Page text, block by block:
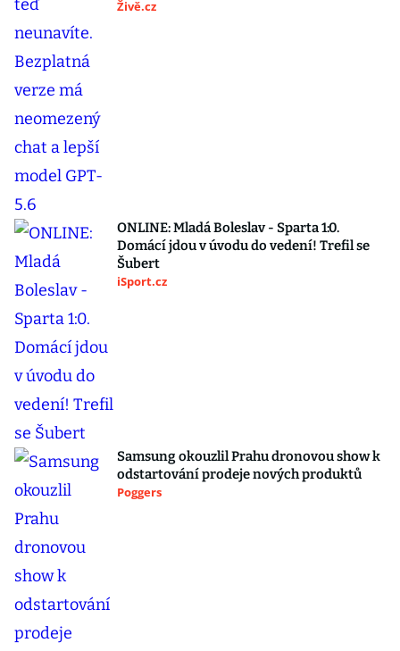
Živě.cz
ONLINE: Mladá Boleslav - Sparta 1:0.
Domácí jdou v úvodu do vedení! Trefil se
Šubert
iSport.cz
Samsung okouzlil Prahu dronovou show k
odstartování prodeje nových produktů
Poggers